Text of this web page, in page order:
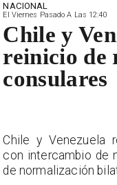
NACIONAL
El Viernes Pasado A Las 12:40
Chile y
reinicio de
consulares
Chile y Venezuela
con intercambio de
de normalización